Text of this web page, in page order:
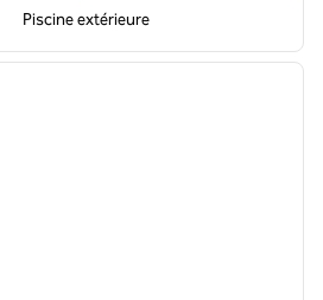
Piscine extérieure